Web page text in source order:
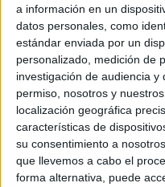
a información en un
datos personales, como
estándar enviada por un
personalizado, medición de
investigación de audiencia y
permiso, nosotros y
localización geográfica
características de
su consentimiento a
que llevemos a cabo el
forma alternativa, puede